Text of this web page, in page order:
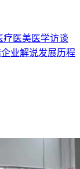
疗医美医学访谈
企业解说发展历程